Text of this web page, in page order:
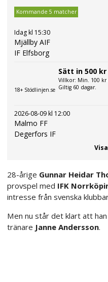
Kommande 5 matcher
Idag kl 15:30
Mjällby AIF
IF Elfsborg
18+ Stödlinjen.se
Sätt in 500
Villkor: Min. 100
Giltig 60 dagar.
2026-08-09 kl 12:00
Malmo FF
Degerfors IF
28-årige Gunnar Heidar
provspel med IFK
intresse från svenska
Men nu står det klart att
tränare Janne Andersson.